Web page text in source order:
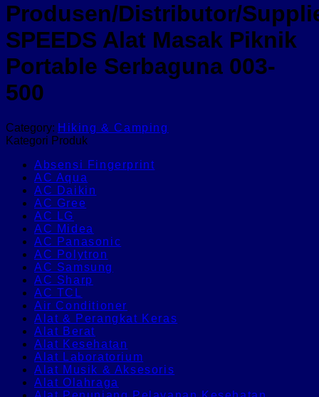
Produsen/Distributor/
SPEEDS Alat Masak Piknik
Portable Serbaguna 003-
500
Category: Hiking & Camping
Kategori Produk
Absensi Fingerprint
AC Aqua
AC Daikin
AC Gree
AC LG
AC Midea
AC Panasonic
AC Polytron
AC Samsung
AC Sharp
AC TCL
Air Conditioner
Alat & Perangkat Keras
Alat Berat
Alat Kesehatan
Alat Laboratorium
Alat Musik & Aksesoris
Alat Olahraga